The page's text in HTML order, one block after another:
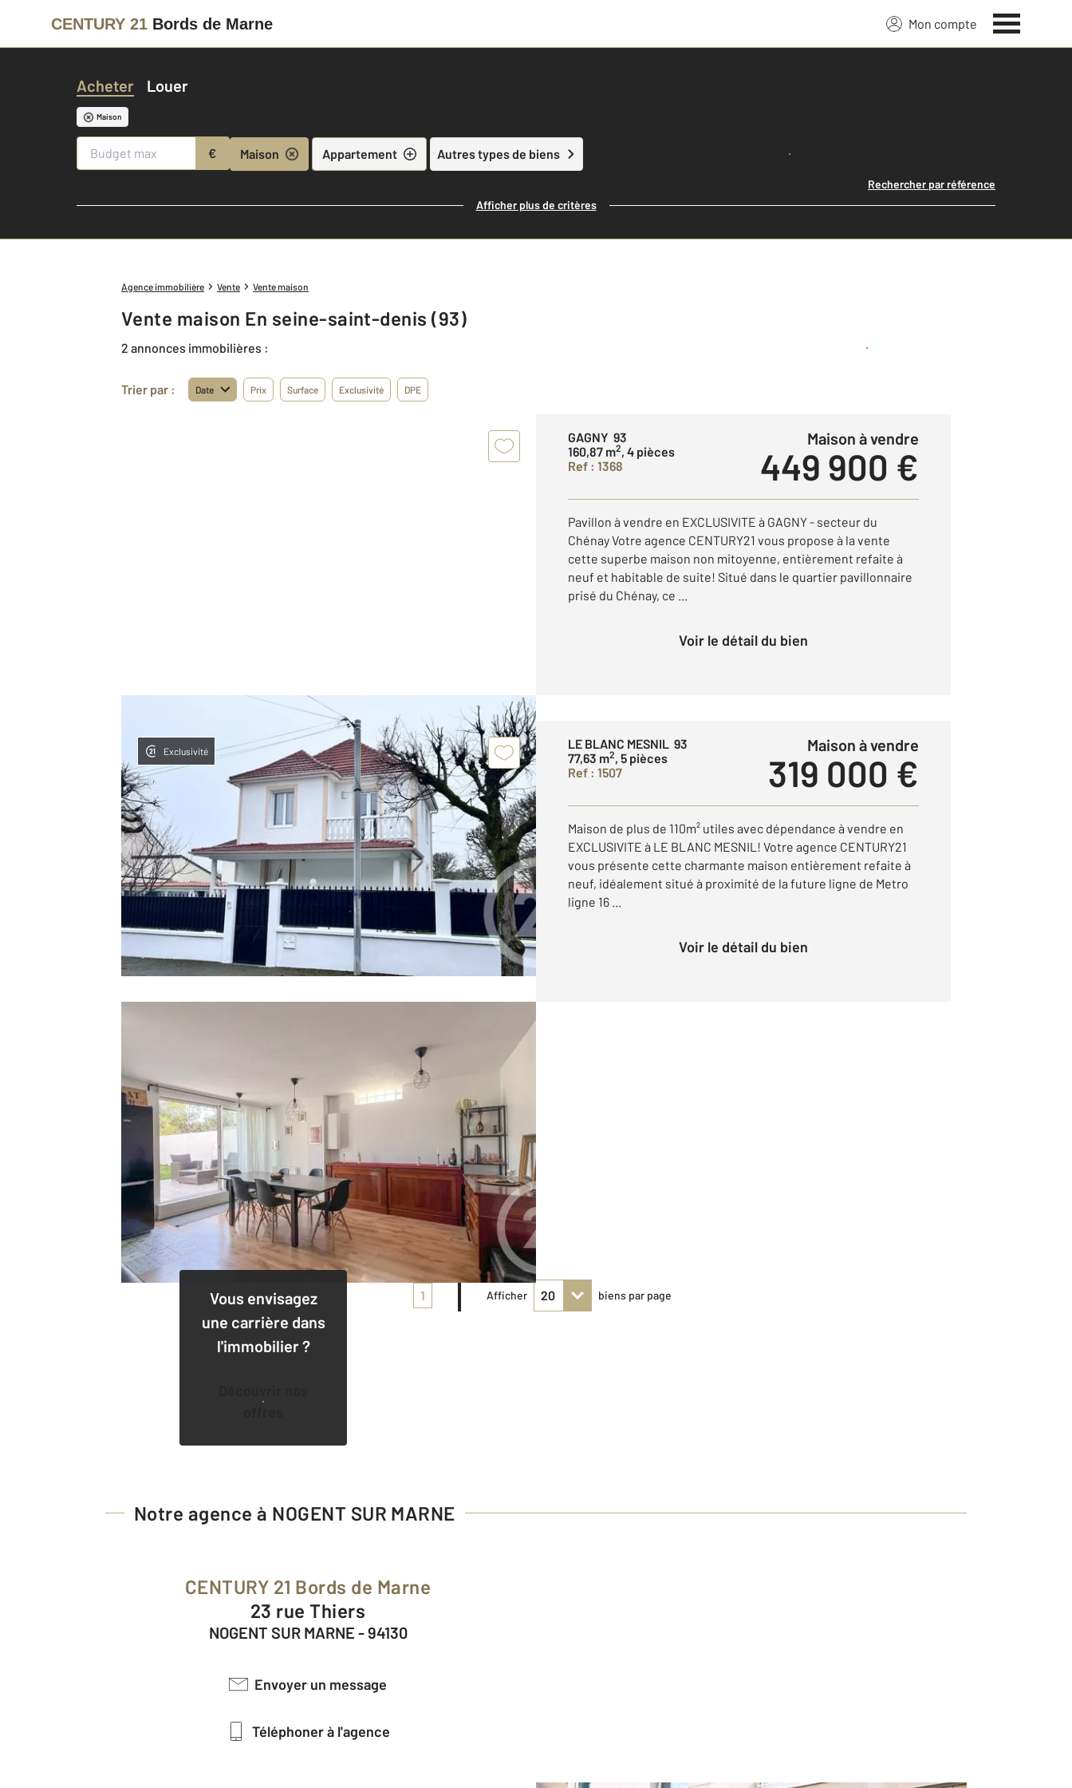
CENTURY 21 Bords de Marne Mon compte
Acheter Louer
Maison
€ Maison Appartement Autres types de biens Lancer ma recherche
Rechercher par référence
Afficher plus de critères
Agence immobilière Vente Vente maison
Vente maison En seine-saint-denis (93)
2 annonces immobilières : Créer une alerte
Trier par : Date Prix Surface Exclusivité DPE
GAGNY 93
160,87 m2, 4 pièces
Ref : 1368
Maison à vendre
449 900 €
Pavillon à vendre en EXCLUSIVITE à GAGNY - secteur du
Chénay Votre agence CENTURY21 vous propose à la vente
cette superbe maison non mitoyenne, entièrement refaite à
neuf et habitable de suite! Situé dans le quartier pavillonnaire
prisé du Chénay, ce ...
Voir le détail du bien
Exclusivité
LE BLANC MESNIL 93
77,63 m2, 5 pièces
Ref : 1507
Maison à vendre
319 000 €
Maison de plus de 110m² utiles avec dépendance à vendre en
EXCLUSIVITE à LE BLANC MESNIL! Votre agence CENTURY21
vous présente cette charmante maison entièrement refaite à
neuf, idéalement situé à proximité de la future ligne de Metro
ligne 16 ...
Voir le détail du bien
Vous envisagez
une carrière dans
l'immobilier ?
1 Afficher biens par page
Notre agence à NOGENT SUR MARNE
CENTURY 21 Bords de Marne
23 rue Thiers
NOGENT SUR MARNE - 94130
Envoyer un message
Téléphoner à l'agence